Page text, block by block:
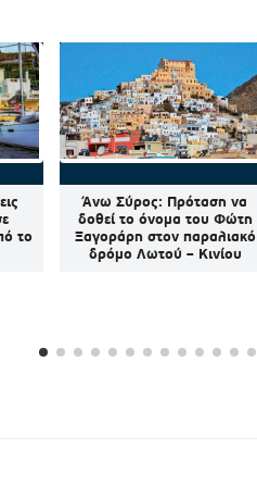
το
Άνω Σύρος: Πρόταση να
δοθεί το όνομα του Φώτη
Ξαγοράρη στον παραλιακό
δρόμο Λωτού – Κινίου